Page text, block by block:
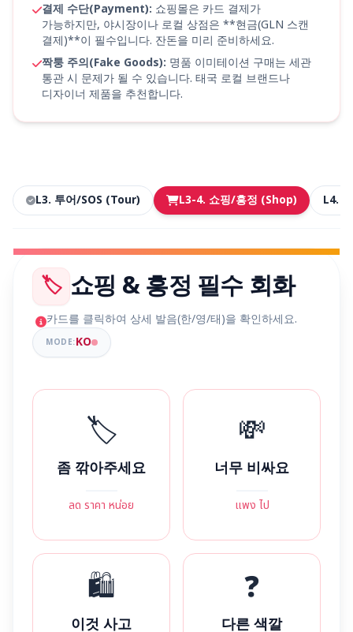
결제 수단(Payment): 쇼핑몰은 카드 결제가
가능하지만, 야시장이나 로컬 상점은 **현금(GLN 스캔
결제)**이 필수입니다. 잔돈을 미리 준비하세요.
짝퉁 주의(Fake Goods): 명품 이미테이션 구매는 세관
통관 시 문제가 될 수 있습니다. 태국 로컬 브랜드나
디자이너 제품을 추천합니다.
L3. 투어/SOS (Tour) L3-4. 쇼핑/흥정 (Shop) L4.
🏷️ 쇼핑 & 흥정 필수 회화
카드를 클릭하여 상세 발음(한/영/태)을 확인하세요.
MODE:KO
🏷️
좀 깎아주세요
ลด ราคา หน่อย
💸
너무 비싸요
แพง ไป
🛍️
이것 사고
❓
다른 색깔